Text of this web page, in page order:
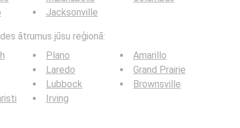
Jacksonville
ātrumus jūsu reģionā:
Plano
Laredo
Lubbock
Irving
Amarillo
Grand Prairie
Brownsville